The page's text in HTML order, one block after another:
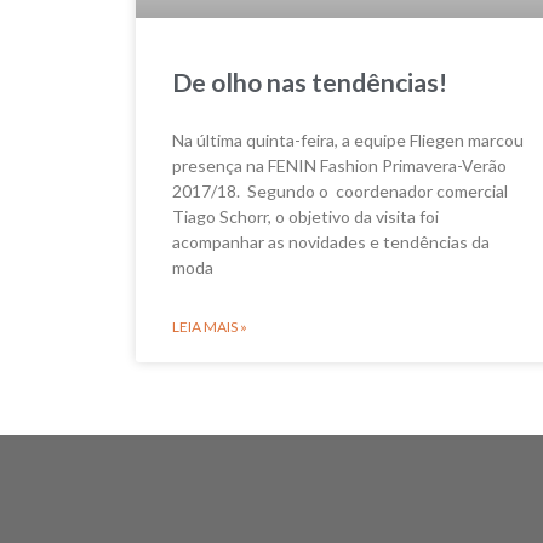
De olho nas tendências!
Na última quinta-feira, a equipe Fliegen marcou
presença na FENIN Fashion Primavera-Verão
2017/18. Segundo o coordenador comercial
Tiago Schorr, o objetivo da visita foi
acompanhar as novidades e tendências da
moda
LEIA MAIS »